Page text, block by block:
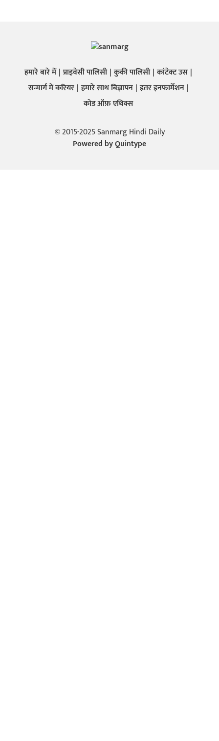
हमारे बारे में प्राइवेसी पालिसी कुकी पालिसी कांटेक्ट उस
सन्मार्ग में करियर हमारे साथ बिज्ञापन इतर इनफार्मेशन
कोड ऑफ़ एथिक्स
© 2015-2025 Sanmarg Hindi Daily
Powered byQuintype